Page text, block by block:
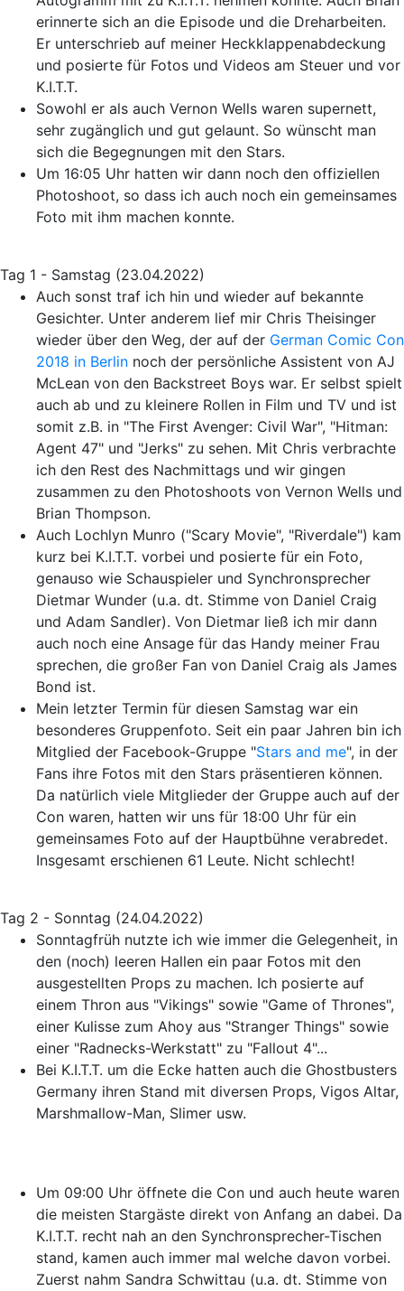
erinnerte sich an die Episode und die Dreharbeiten.
Er unterschrieb auf meiner Heckklappenabdeckung
und posierte für Fotos und Videos am Steuer und vor
K.I.T.T.
Sowohl er als auch Vernon Wells waren supernett,
sehr zugänglich und gut gelaunt. So wünscht man
sich die Begegnungen mit den Stars.
Um 16:05 Uhr hatten wir dann noch den offiziellen
Photoshoot, so dass ich auch noch ein gemeinsames
Foto mit ihm machen konnte.
Tag 1 - Samstag (23.04.2022)
Auch sonst traf ich hin und wieder auf bekannte
Gesichter. Unter anderem lief mir Chris Theisinger
wieder über den Weg, der auf der German Comic Con
2018 in Berlin noch der persönliche Assistent von AJ
McLean von den Backstreet Boys war. Er selbst spielt
auch ab und zu kleinere Rollen in Film und TV und ist
somit z.B. in "The First Avenger: Civil War", "Hitman:
Agent 47" und "Jerks" zu sehen. Mit Chris verbrachte
ich den Rest des Nachmittags und wir gingen
zusammen zu den Photoshoots von Vernon Wells und
Brian Thompson.
Auch Lochlyn Munro ("Scary Movie", "Riverdale") kam
kurz bei K.I.T.T. vorbei und posierte für ein Foto,
genauso wie Schauspieler und Synchronsprecher
Dietmar Wunder (u.a. dt. Stimme von Daniel Craig
und Adam Sandler). Von Dietmar ließ ich mir dann
auch noch eine Ansage für das Handy meiner Frau
sprechen, die großer Fan von Daniel Craig als James
Bond ist.
Mein letzter Termin für diesen Samstag war ein
besonderes Gruppenfoto. Seit ein paar Jahren bin ich
Mitglied der Facebook-Gruppe "Stars and me", in der
Fans ihre Fotos mit den Stars präsentieren können.
Da natürlich viele Mitglieder der Gruppe auch auf der
Con waren, hatten wir uns für 18:00 Uhr für ein
gemeinsames Foto auf der Hauptbühne verabredet.
Insgesamt erschienen 61 Leute. Nicht schlecht!
Tag 2 - Sonntag (24.04.2022)
Sonntagfrüh nutzte ich wie immer die Gelegenheit, in
den (noch) leeren Hallen ein paar Fotos mit den
ausgestellten Props zu machen. Ich posierte auf
einem Thron aus "Vikings" sowie "Game of Thrones",
einer Kulisse zum Ahoy aus "Stranger Things" sowie
einer "Radnecks-Werkstatt" zu "Fallout 4"...
Bei K.I.T.T. um die Ecke hatten auch die Ghostbusters
Germany ihren Stand mit diversen Props, Vigos Altar,
Marshmallow-Man, Slimer usw.
Um 09:00 Uhr öffnete die Con und auch heute waren
die meisten Stargäste direkt von Anfang an dabei. Da
K.I.T.T. recht nah an den Synchronsprecher-Tischen
stand, kamen auch immer mal welche davon vorbei.
Zuerst nahm Sandra Schwittau (u.a. dt. Stimme von